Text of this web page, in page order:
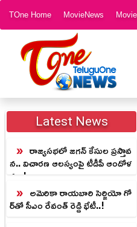
TOne Home MovieNews
Latest News
రాజ్యసభలో జగన్ కేసుల ప్రస్తావ
న.. విచారణ ఆలస్యంపై టీడీపీ ఆందోళ
న.. !
అమెరికా రాయబారి సెర్జియో గో
ర్‌తో సీఎం రేవంత్ రెడ్డి భేటీ..!